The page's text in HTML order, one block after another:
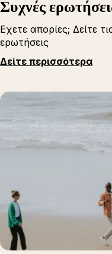
Συχνές
Εχετε απορίες; Δείτε
ερωτήσεις
Δείτε περισσότερα